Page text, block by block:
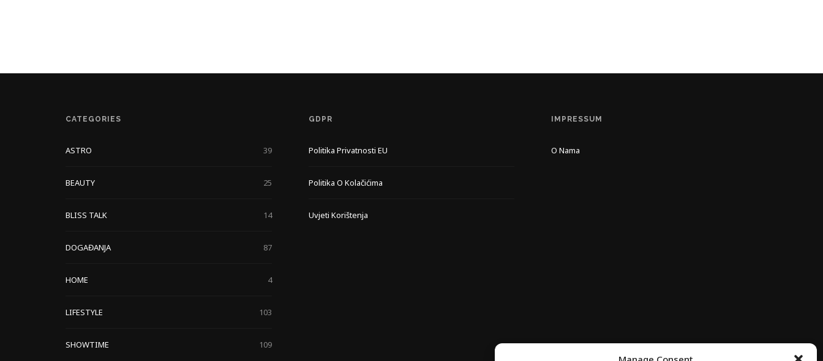
CATEGORIES
ASTRO 39
BEAUTY 25
BLISS TALK 14
DOGAĐANJA 87
HOME 4
LIFESTYLE 103
SHOWTIME 109
GDPR
Politika Privatnosti EU
Politika O Kolačićima
Uvjeti Korištenja
IMPRESSUM
O Nama